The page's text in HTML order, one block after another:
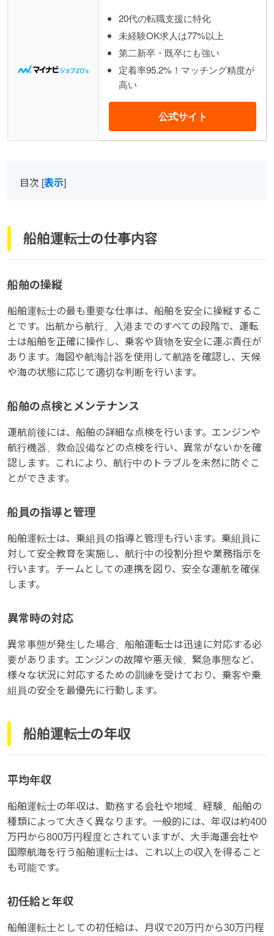
20代の転職支援に特化
未経験OK求人は77%以上
第二新卒・既卒にも強い
定着率95.2%！マッチング精度が
高い
公式サイト
目次 [表示]
船舶運転士の仕事内容
船舶の操縦
船舶運転士の最も重要な仕事は、船舶を安全に操縦するこ
とです。出航から航行、入港までのすべての段階で、運転
士は船舶を正確に操作し、乗客や貨物を安全に運ぶ責任が
あります。海図や航海計器を使用して航路を確認し、天候
や海の状態に応じて適切な判断を行います。
船舶の点検とメンテナンス
運航前後には、船舶の詳細な点検を行います。エンジンや
航行機器、救命設備などの点検を行い、異常がないかを確
認します。これにより、航行中のトラブルを未然に防ぐこ
とができます。
船員の指導と管理
船舶運転士は、乗組員の指導と管理も行います。乗組員に
対して安全教育を実施し、航行中の役割分担や業務指示を
行います。チームとしての連携を図り、安全な運航を確保
します。
異常時の対応
異常事態が発生した場合、船舶運転士は迅速に対応する必
要があります。エンジンの故障や悪天候、緊急事態など、
様々な状況に対応するための訓練を受けており、乗客や乗
組員の安全を最優先に行動します。
船舶運転士の年収
平均年収
船舶運転士の年収は、勤務する会社や地域、経験、船舶の
種類によって大きく異なります。一般的には、年収は約400
万円から800万円程度とされていますが、大手海運会社や
国際航海を行う船舶運転士は、これ以上の収入を得ること
も可能です。
初任給と年収
船舶運転士としての初任給は、月収で20万円から30万円程